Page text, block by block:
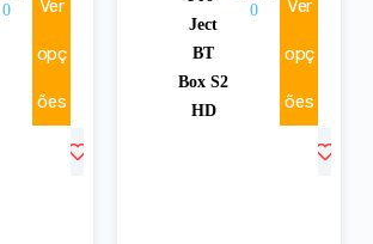
0
Ver
opç
ões
Ject
BT
Box S2
HD
0
Ver
opç
ões